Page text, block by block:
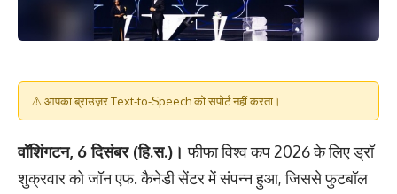
⚠️ आपका ब्राउज़र Text-to-Speech को सपोर्ट नहीं करता।
वॉशिंगटन, 6 दिसंबर (हि.स.)।फीफा विश्व कप 2026 के लिए ड्रॉ
शुक्रवार को जॉन एफ. कैनेडी सेंटर में संपन्न हुआ, जिससे फुटबॉल